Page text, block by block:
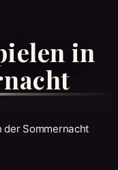
in
der Sommernacht